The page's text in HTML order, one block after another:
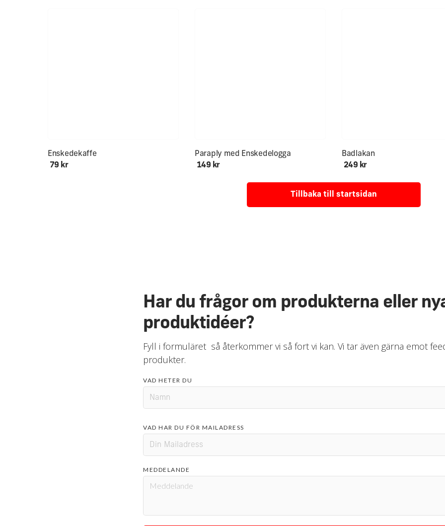
Enskedekaffe
79 kr
Paraply med Enskedelogga
149 kr
Badlakan
249 kr
Tillbaka till startsidan
Har du frågor om produkterna eller
produktidéer?
Fyll i formuläret så återkommer vi så fort vi kan. Vi tar även gärna emot
produkter.
VAD HETER DU
VAD HAR DU FÖR MAILADRESS
MEDDELANDE